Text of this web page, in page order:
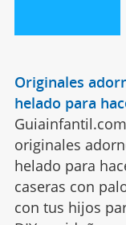
Originales
helado para
originales
helado para
caseras con
con tus hijos